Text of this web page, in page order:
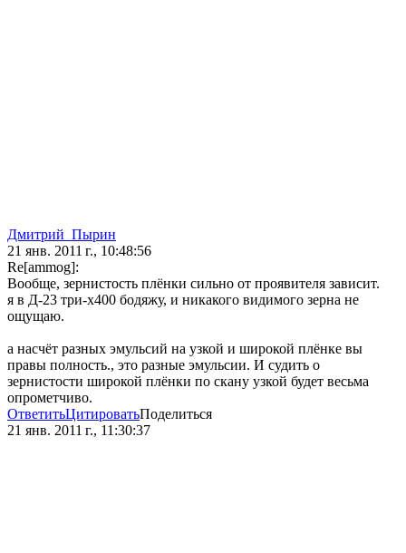
Дмитрий_Пырин
21 янв. 2011 г., 10:48:56
Re[ammog]:
Вообще, зернистость плёнки сильно от проявителя зависит.
я в Д-23 три-х400 бодяжу, и никакого видимого зерна не
ощущаю.
а насчёт разных эмульсий на узкой и широкой плёнке вы
правы полность., это разные эмульсии. И судить о
зернистости широкой плёнки по скану узкой будет весьма
опрометчиво.
ОтветитьЦитироватьПоделиться
21 янв. 2011 г., 11:30:37